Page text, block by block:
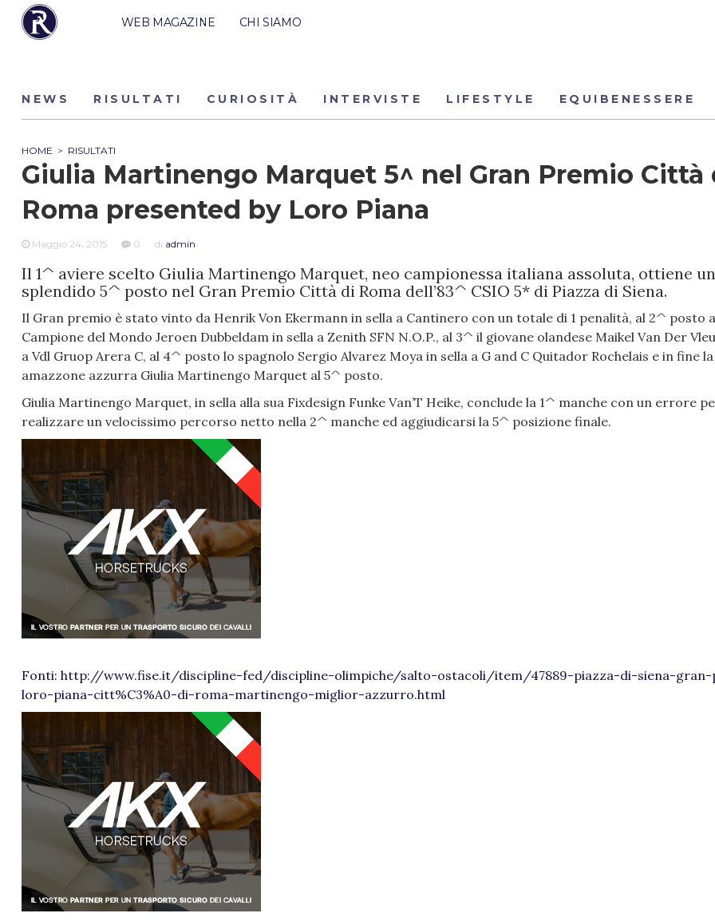
WEB MAGAZINE CHI SIAMO
NEWS RISULTATI CURIOSITÀ INTERVISTE LIFESTYLE EQUIBENESSERE
HOME > RISULTATI
Giulia Martinengo Marquet 5^ nel Gran Premio Città
Roma presented by Loro Piana
Maggio 24, 2015 0 di admin
Il 1^ aviere scelto Giulia Martinengo Marquet, neo campionessa italiana assoluta, ottiene
splendido 5^ posto nel Gran Premio Città di Roma dell’83^ CSIO 5* di Piazza di Siena.
Il Gran premio è stato vinto da Henrik Von Ekermann in sella a Cantinero con un totale di 1 penalità, al 2^ posto
Campione del Mondo Jeroen Dubbeldam in sella a Zenith SFN N.O.P., al 3^ il giovane olandese Maikel Van Der
a Vdl Gruop Arera C, al 4^ posto lo spagnolo Sergio Alvarez Moya in sella a G and C Quitador Rochelais e in fine
amazzone azzurra Giulia Martinengo Marquet al 5^ posto.
Giulia Martinengo Marquet, in sella alla sua Fixdesign Funke Van’T Heike, conclude la 1^ manche con un errore
realizzare un velocissimo percorso netto nella 2^ manche ed aggiudicarsi la 5^ posizione finale.
Fonti: http://www.fise.it/discipline-fed/discipline-olimpiche/salto-ostacoli/item/47889-piazza-di-siena-
loro-piana-citt%C3%A0-di-roma-martinengo-miglior-azzurro.html